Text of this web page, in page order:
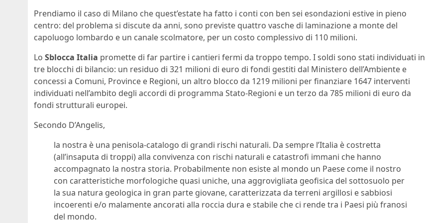
Prendiamo il caso di Milano che quest’estate ha fatto i conti con ben sei esondazioni estive in pieno
centro: del problema si discute da anni, sono previste quattro vasche di laminazione a monte del
capoluogo lombardo e un canale scolmatore, per un costo complessivo di 110 milioni.
Lo Sblocca Italia promette di far partire i cantieri fermi da troppo tempo. I soldi sono stati individuati in
tre blocchi di bilancio: un residuo di 321 milioni di euro di fondi gestiti dal Ministero dell’Ambiente e
concessi a Comuni, Province e Regioni, un altro blocco da 1219 milioni per finanziare 1647 interventi
individuati nell’ambito degli accordi di programma Stato-Regioni e un terzo da 785 milioni di euro da
fondi strutturali europei.
Secondo D’Angelis,
la nostra è una penisola-catalogo di grandi rischi naturali. Da sempre l’Italia è costretta
(all’insaputa di troppi) alla convivenza con rischi naturali e catastrofi immani che hanno
accompagnato la nostra storia. Probabilmente non esiste al mondo un Paese come il nostro
con caratteristiche morfologiche quasi uniche, una aggrovigliata geofisica del sottosuolo per
la sua natura geologica in gran parte giovane, caratterizzata da terreni argillosi e sabbiosi
incoerenti e/o malamente ancorati alla roccia dura e stabile che ci rende tra i Paesi più franosi
del mondo.